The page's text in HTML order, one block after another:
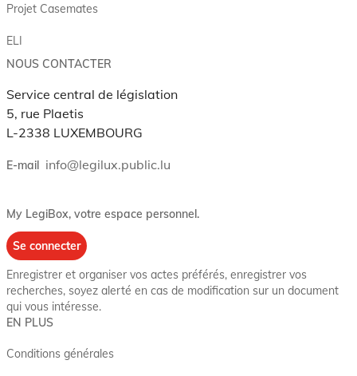
Projet Casemates
ELI
NOUS CONTACTER
Service central de législation
5, rue Plaetis
L-2338 LUXEMBOURG
E-mail info@legilux.public.lu
My LegiBox, votre espace personnel.
Se connecter
Enregistrer et organiser vos actes préférés, enregistrer vos
recherches, soyez alerté en cas de modification sur un document
qui vous intéresse.
EN PLUS
Conditions générales